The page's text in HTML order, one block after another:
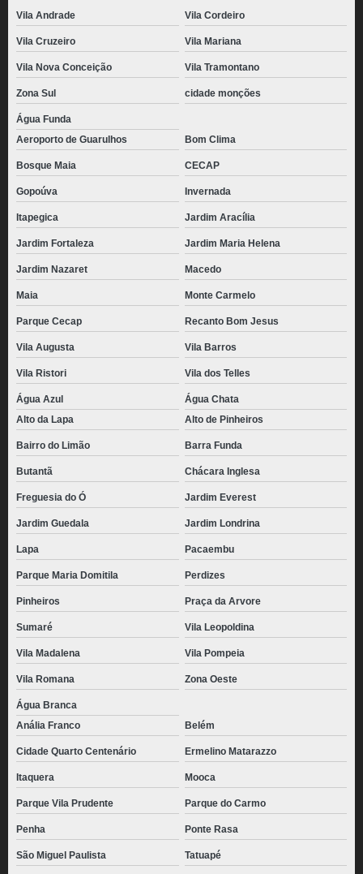
Vila Andrade Vila Cordeiro
Vila Cruzeiro Vila Mariana
Vila Nova Conceição Vila Tramontano
Zona Sul cidade monções
Água Funda
Aeroporto de Guarulhos
Bom Clima
Bosque Maia CECAP
Gopoúva Invernada
Itapegica Jardim Aracília
Jardim Fortaleza Jardim Maria Helena
Jardim Nazaret Macedo
Maia Monte Carmelo
Parque Cecap Recanto Bom Jesus
Vila Augusta Vila Barros
Vila Ristori Vila dos Telles
Água Azul
Água Chata
Alto da Lapa
Alto de Pinheiros
Bairro do Limão Barra Funda
Butantã Chácara Inglesa
Freguesia do Ó Jardim Everest
Jardim Guedala Jardim Londrina
Lapa Pacaembu
Parque Maria Domitila Perdizes
Pinheiros Praça da Arvore
Sumaré Vila Leopoldina
Vila Madalena Vila Pompeia
Vila Romana Zona Oeste
Água Branca
Anália Franco
Belém
Cidade Quarto Centenário Ermelino Matarazzo
Itaquera Mooca
Parque Vila Prudente Parque do Carmo
Penha Ponte Rasa
São Miguel Paulista Tatuapé